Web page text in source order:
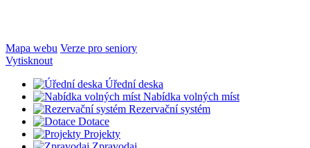
Mapa webu Verze pro seniory
Vytisknout
Úřední deska
Nabídka volných míst
Rezervační systém
Dotace
Projekty